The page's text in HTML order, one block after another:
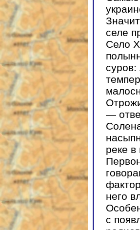
селе
Село
суров:
—
реке в
него
с